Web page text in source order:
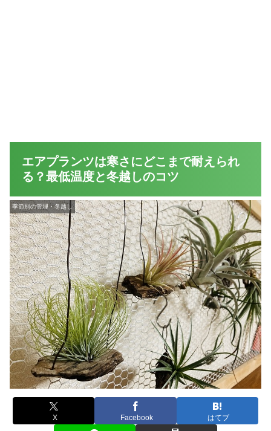
エアプランツは寒さにどこまで耐えられ
る？最低温度と冬越しのコツ
季節別の管理・冬越し
X Facebook はてブ